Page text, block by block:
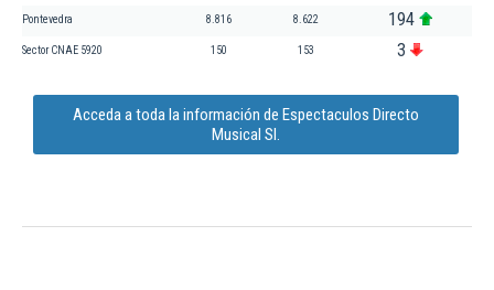
Pontevedra 8.816 8.622 194
Sector CNAE 5920 150 153 3
Acceda a toda la información de Espectaculos Directo
Musical Sl.